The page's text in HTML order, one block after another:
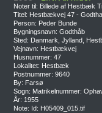
Noter til: Billede af Hestbæk
Titel: Hestbækvej 47 -
Person: Peder Bunde
Bygningsnavn: Godthåb
Sted: Danmark, Jylland,
Vejnavn: Hestbækvej
Husnummer: 47
Lokalitet: Hestbæk
Postnummer: 9640
By: Farsø
Sogn: Matrikelnummer:
År: 1955
Note: Id: H05409_015.tif